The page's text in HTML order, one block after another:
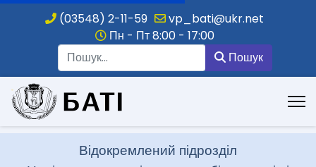
(03548) 2-11-59
vp_bati@ukr.net
Пн - Пт 8:00 - 17:00
Пошук
.
Відокремлений підрозділ